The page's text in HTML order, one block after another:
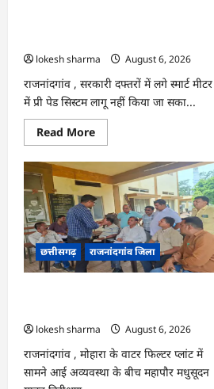
lokesh sharma
August 6, 2026
राजनांदगांव , सरकारी दफ्तरों में लगे स्मार्ट मीटर
में प्री पेड सिस्टम लागू नहीं किया जा सका...
Read MoreRead
more
राजनांदगांव
:
107
करोड़
बकाया,
प्री-
पेड
व्यवस्था
में
3
माह
कंपनी…
छत्तीसगढ़ राजनांदगांव जिला
lokesh sharma
August 6, 2026
राजनांदगांव , मोहारा के वाटर फिल्टर प्लांट में
सामने आई अव्यवस्था के बीच महापौर मधुसूदन